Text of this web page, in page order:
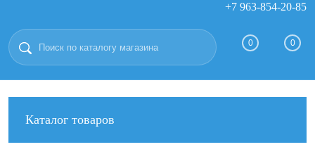
Вход Регистрация
+7 963-854-20-85
0 0
Каталог товаров